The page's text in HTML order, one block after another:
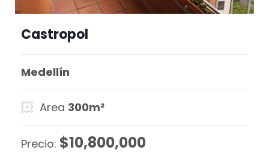
Castropol
Medellín
Area 300m²
Precio: $10,800,000